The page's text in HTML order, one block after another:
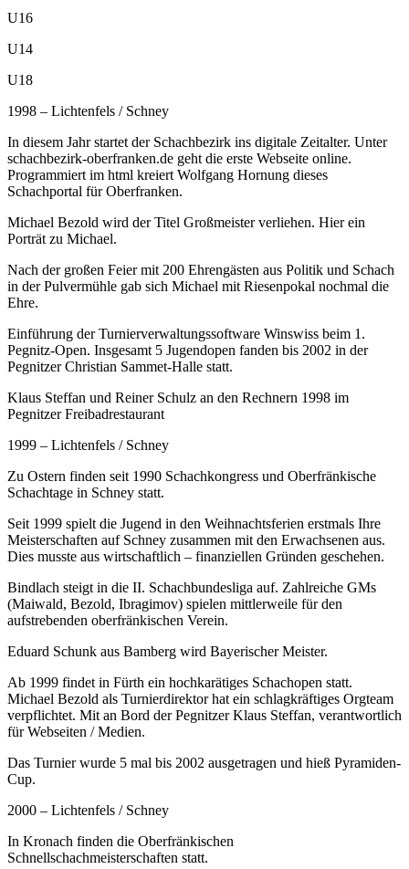
U16
U14
U18
1998 – Lichtenfels / Schney
In diesem Jahr startet der Schachbezirk ins digitale Zeitalter. Unter
schachbezirk-oberfranken.de geht die erste Webseite online.
Programmiert im html kreiert Wolfgang Hornung dieses
Schachportal für Oberfranken.
Michael Bezold wird der Titel Großmeister verliehen. Hier ein
Porträt zu Michael.
Nach der großen Feier mit 200 Ehrengästen aus Politik und Schach
in der Pulvermühle gab sich Michael mit Riesenpokal nochmal die
Ehre.
Einführung der Turnierverwaltungssoftware Winswiss beim 1.
Pegnitz-Open. Insgesamt 5 Jugendopen fanden bis 2002 in der
Pegnitzer Christian Sammet-Halle statt.
Klaus Steffan und Reiner Schulz an den Rechnern 1998 im
Pegnitzer Freibadrestaurant
1999 – Lichtenfels / Schney
Zu Ostern finden seit 1990 Schachkongress und Oberfränkische
Schachtage in Schney statt.
Seit 1999 spielt die Jugend in den Weihnachtsferien erstmals Ihre
Meisterschaften auf Schney zusammen mit den Erwachsenen aus.
Dies musste aus wirtschaftlich – finanziellen Gründen geschehen.
Bindlach steigt in die II. Schachbundesliga auf. Zahlreiche GMs
(Maiwald, Bezold, Ibragimov) spielen mittlerweile für den
aufstrebenden oberfränkischen Verein.
Eduard Schunk aus Bamberg wird Bayerischer Meister.
Ab 1999 findet in Fürth ein hochkarätiges Schachopen statt.
Michael Bezold als Turnierdirektor hat ein schlagkräftiges Orgteam
verpflichtet. Mit an Bord der Pegnitzer Klaus Steffan, verantwortlich
für Webseiten / Medien.
Das Turnier wurde 5 mal bis 2002 ausgetragen und hieß Pyramiden-
Cup.
2000 – Lichtenfels / Schney
In Kronach finden die Oberfränkischen
Schnellschachmeisterschaften statt.